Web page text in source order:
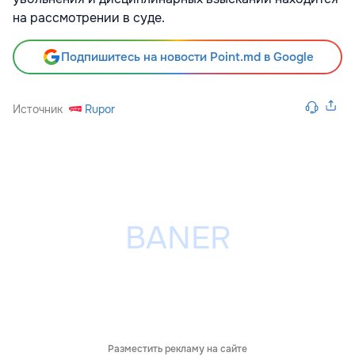
на рассмотрении в суде.
Подпишитесь на новости Point.md в Google
Источник Rupor
Разместить рекламу на сайте